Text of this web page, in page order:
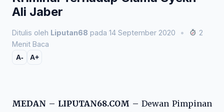
Ali Jaber
Ditulis oleh Liputan68 pada 14 September 2020 •
2
Menit Baca
A- A+
MEDAN – LIPUTAN68.COM – Dewan Pimpinan